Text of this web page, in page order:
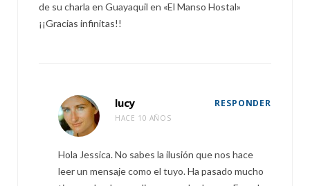
de su charla en Guayaquil en «El Manso Hostal»
¡¡Gracias infinitas!!
lucy
HACE 10 AÑOS
RESPONDER
Hola Jessica. No sabes la ilusión que nos hace
leer un mensaje como el tuyo. Ha pasado mucho